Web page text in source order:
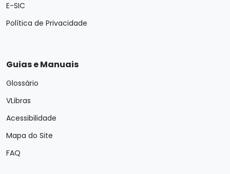
E-SIC
Política de Privacidade
Guias e Manuais
Glossário
VLibras
Acessibilidade
Mapa do Site
FAQ